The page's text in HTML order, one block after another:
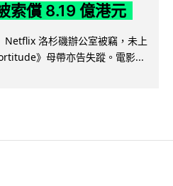
索償 8.19 億港元
Netflix 洛杉磯辦公室被竊，未上
》母帶亦告失蹤。電影...